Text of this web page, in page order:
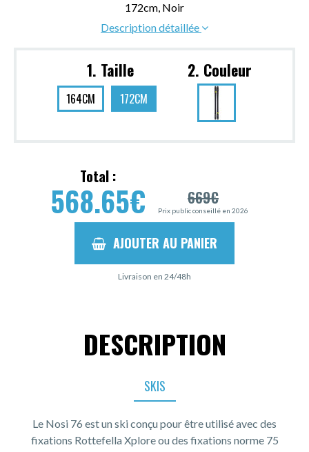
172cm, Noir
Description détaillée
1. Taille
164CM 172CM
2. Couleur
Total :
568.65€ 669€
Prix public conseillé en 2026
AJOUTER AU PANIER
Livraison en 24/48h
DESCRIPTION
SKIS
Le Nosi 76 est un ski conçu pour être utilisé avec des
fixations Rottefella Xplore ou des fixations norme 75